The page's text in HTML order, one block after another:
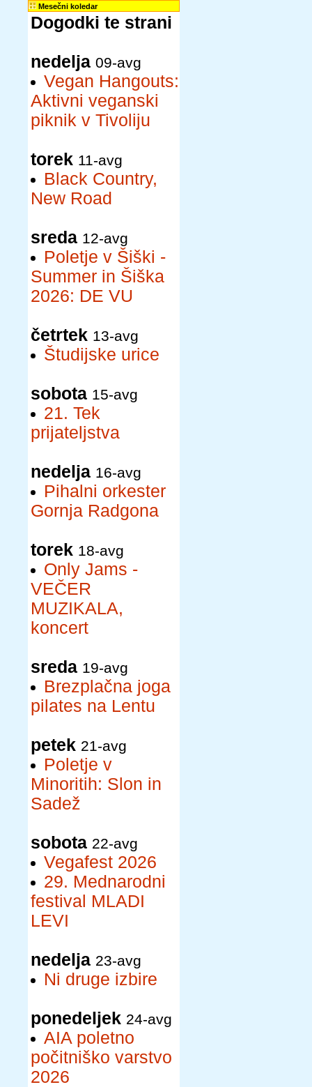
Mesečni koledar
Dogodki te strani
nedelja 09-avg
Vegan Hangouts:
Aktivni veganski
piknik v Tivoliju
torek 11-avg
Black Country,
New Road
sreda 12-avg
Poletje v Šiški -
Summer in Šiška
2026: DE VU
četrtek 13-avg
Študijske urice
sobota 15-avg
21. Tek
prijateljstva
nedelja 16-avg
Pihalni orkester
Gornja Radgona
torek 18-avg
Only Jams -
VEČER
MUZIKALA,
koncert
sreda 19-avg
Brezplačna joga
pilates na Lentu
petek 21-avg
Poletje v
Minoritih: Slon in
Sadež
sobota 22-avg
Vegafest 2026
29. Mednarodni
festival MLADI
LEVI
nedelja 23-avg
Ni druge izbire
ponedeljek 24-avg
AIA poletno
počitniško varstvo
2026